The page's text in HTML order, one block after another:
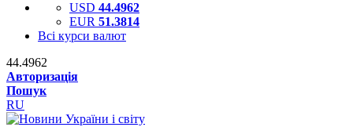
USD 44.4962
EUR 51.3814
Всі курси валют
44.4962
Авторизація
Пошук
RU